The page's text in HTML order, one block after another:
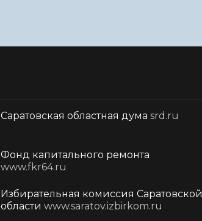
Саратовская областная дума srd.ru
Фонд капитального ремонта
www.fkr64.ru
Избирательная комиссия Саратовской
области www.saratov.izbirkom.ru